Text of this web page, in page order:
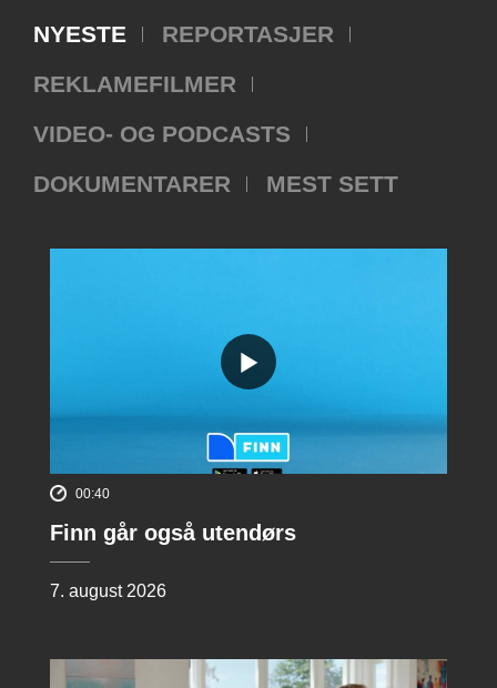
NYESTE
REPORTASJER
REKLAMEFILMER
VIDEO- OG PODCASTS
DOKUMENTARER
MEST SETT
00:40
Finn går også utendørs
7. august 2026